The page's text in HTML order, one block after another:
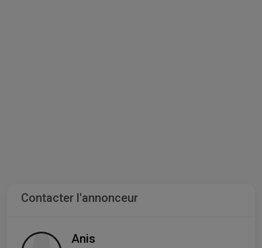
Contacter l'annonceur
Anis